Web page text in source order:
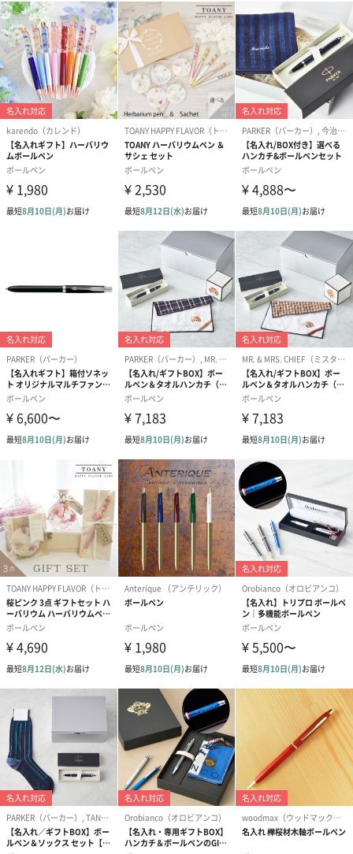
「LAMY（ラミー）」の筆記具は品質、機能性、素材の全てにおい
て高い基準を持っています。特にハイデルベルグでのデザイン、
R&D、アッセンブリーに至るまでの一環した生産が非常に重要な
意味を持っています。変わらない 「Made in Germany」であるこ
とが生産の全ての工程を完璧なものにしているのです。
品質管理
全ての製品は工場を出るまで厳しい品質管理下に置かれていま
す。オートメーションと目視の両方で色や形、艶感、機能などが
手作業と人の目の重要性
オートメーション化が進んだ今日においても「LAMY（ラミー）」
では筆記具生産の3/4が手作業です。ラミー2000やダイアログ3、
スイフト、ステュディオなどは最高の仕上げを達成するために経
験豊富な社員によって手作業で組み立てられています。
「LAMY（ラミー）」では、製品に使う素材やパーツ、金型なども
自社で生産し、その内製率は95%を誇ります。インクのカートリ
ッジも含めた全ての樹脂パーツも自社の成型工場で作られます。
また、ボールペンのリフィールや万年筆のペン先もスチールや14
金にこだわらず全て自社で生産しています。
デザイナーについて
Hannes Wettstein ハンネス・ヴェットシュタイン
1958年、スイス・アコーナ生まれ。コーポレートデザインや建築
スタイリングを専門に行っています。1990年代はアムステルダム
やハノーバー、バーゼル、ミラノなどで講義やアカデミーを主宰
してきました。1994年から2001年はカールスルーエのデザイン大
学で教鞭をとっていました。
彼の会社「zed」は、哲学、美学、倫理、経済、エコロジー、精密
性、現実性を基本の理念とし、数々のブランドを開拓、ブランド